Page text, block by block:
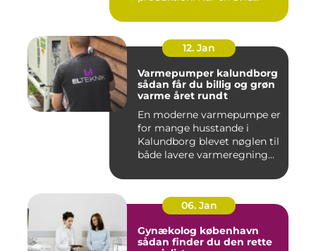
12. Jan
Varmepumper kalundborg
sådan får du billig og grøn
varme året rundt
En moderne varmepumpe er
for mange husstande i
Kalundborg blevet nøglen til
både lavere varmeregning...
06. Jan
Gynækolog københavn
sådan finder du den rette